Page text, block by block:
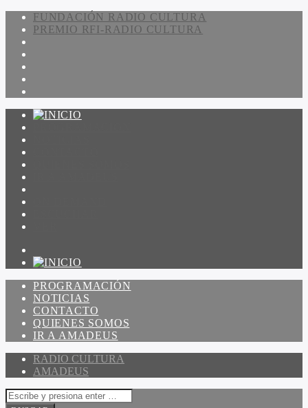
FUNDACIÓN RADIO CULTURA
PREMIO RFI-RADIO CULTURA
PROGRAMACIÓN
NOTICIAS
CONTACTO
QUIENES SOMOS
IR A AMADEUS
RADIO CULTURA
AMADEUS